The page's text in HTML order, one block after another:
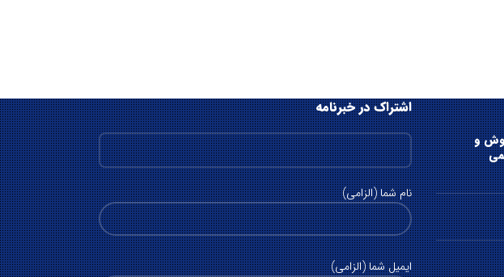
و
اشتراک در خبرنامه
نام شما (الزامی)
ایمیل شما (الزامی)